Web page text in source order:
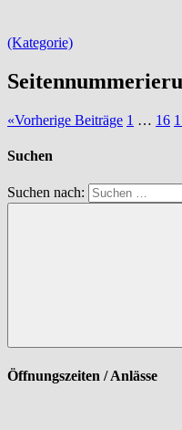
(Kategorie)
«Vorherige Beiträge 1 … 16
Suchen
Suchen nach:
Öffnungszeiten / Anlässe